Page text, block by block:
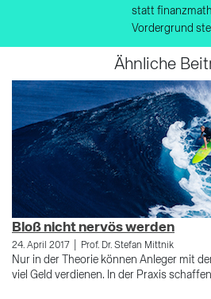
statt
Vordergrund
Ähnliche
Bloß nicht nervös werden
24. April 2017| Prof. Dr. Stefan Mittnik
Nur in der Theorie können Anleger mit
viel Geld verdienen. In der Praxis